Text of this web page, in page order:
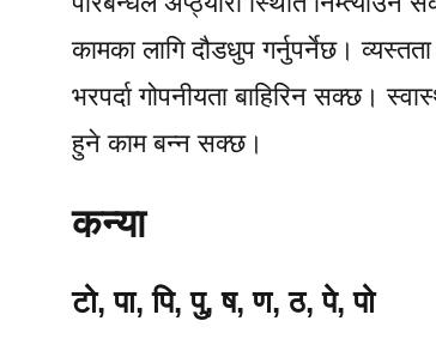
कामका लागि दौडधुप गर्नुपर्नेछ।
भरपर्दा गोपनीयता बाहिरिन सक्छ।
हुने काम बन्न सक्छ।
कन्या
टो, पा, पि, पु, ष, ण, ठ, पे, पो